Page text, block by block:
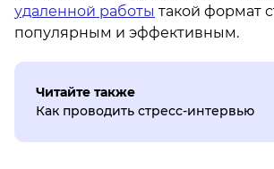
удаленной работы такой формат
популярным и эффективным.
Читайте также
Как проводить стресс-интервью